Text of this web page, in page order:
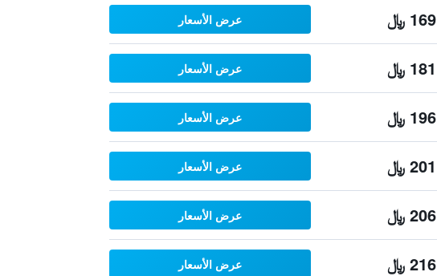
169 ﷼ عرض الأسعار
181 ﷼ عرض الأسعار
196 ﷼ عرض الأسعار
201 ﷼ عرض الأسعار
206 ﷼ عرض الأسعار
216 ﷼ عرض الأسعار